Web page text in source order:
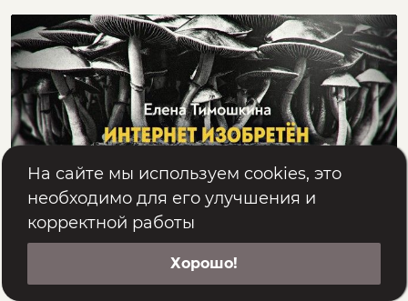
Кто управляет иммунитетом Земли
А. Комогорцев, Е. Тимошкина
1 мая 2022
1.7 тыс. 171
На сайте мы используем cookies, это
необходимо для его улучшения и
корректной работы
Хорошо!